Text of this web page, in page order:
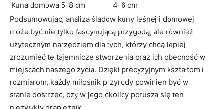
Kuna domowa 5-8 cm
4-6 cm
Podsumowując, analiza śladów kuny leśnej i domowej
może być nie tylko fascynującą przygodą, ale również
użytecznym narzędziem dla tych, którzy chcą lepiej
zrozumieć te tajemnicze stworzenia oraz ich obecność w
miejscach naszego życia. Dzięki precyzyjnym kształtom i
rozmiarom, każdy miłośnik przyrody powinien być w
stanie dostrzec, czy w jego okolicy porusza się ten